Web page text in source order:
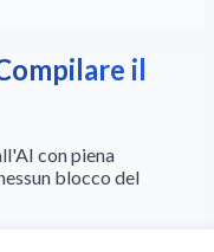
il
con piena
blocco del